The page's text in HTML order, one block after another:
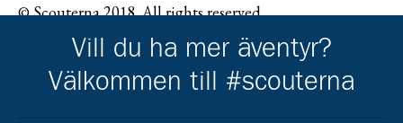
© Scouterna 2018. All rights reserved.
Vill du ha mer äventyr?
Välkommen till #scouterna